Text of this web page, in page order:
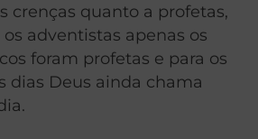
crenças quanto a profetas,
adventistas apenas os
foram profetas e para os
dias Deus ainda chama